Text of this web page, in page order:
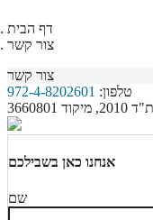
דף הבית
צור קשר
צור קשר
טלפון: 972-4-8202601
אנחנו כאן בשבילכם
שם